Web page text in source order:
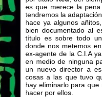
es que merece la
tendremos la
hace ya algunos
bien documentado al
título es sobre todo
donde nos metemos
ex-agente de la C.I.A
en medio de ninguna
un nuevo director a
cosas a las que tuvo
hay eliminarlo para
hacer por ellos.